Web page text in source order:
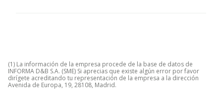
(1) La información de la empresa procede de la base de datos de
INFORMA D&B S.A. (SME) Si aprecias que existe algún error por favor
dirígete acreditando tu representación de la empresa a la dirección
Avenida de Europa, 19, 28108, Madrid.